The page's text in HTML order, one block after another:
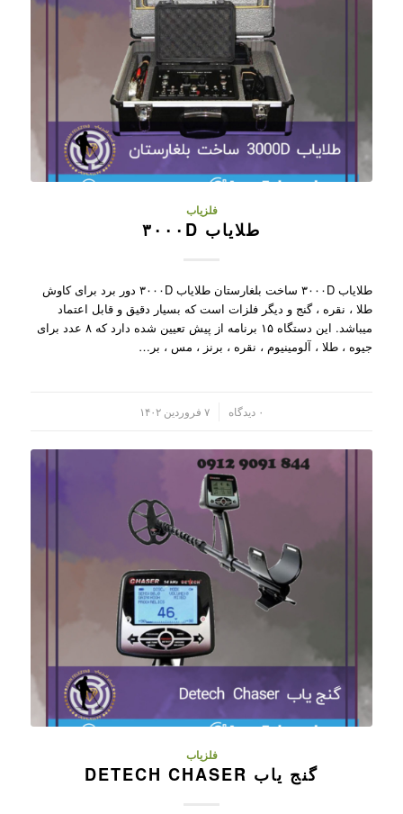
فلزیاب
طلایاب ۳۰۰۰D
طلایاب ۳۰۰۰D ساخت بلغارستان طلایاب ۳۰۰۰D دور برد برای کاوش
طلا ، نقره ، گنج و دیگر فلزات است که بسیار دقیق و قابل اعتماد
میباشد. این دستگاه ۱۵ برنامه از پیش تعیین شده دارد که ۸ عدد برای
جیوه ، طلا ، آلومینیوم ، نقره ، برنز ، مس ، بر…
۰ دیدگاه ۷ فروردین ۱۴۰۲
فلزیاب
گنج یاب DETECH CHASER